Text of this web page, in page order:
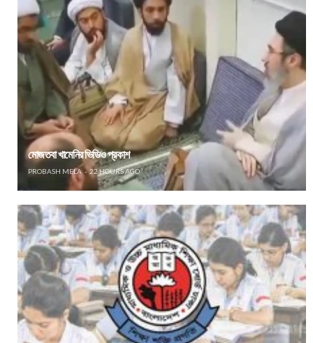
মোজতবা খামেনির ভিডিও প্রকাশ
PROBASH MELA 22 HOURS AGO